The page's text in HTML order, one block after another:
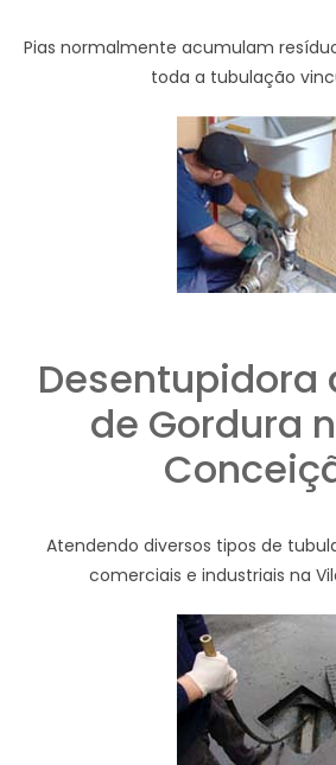
Pias normalmente acumulam
toda a tubulação
Desentupidora
de Gordura
Atendendo diversos tipos de
comerciais e industriais na